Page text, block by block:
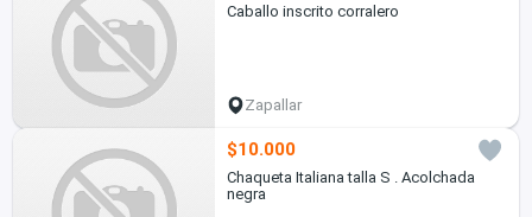
Caballo inscrito corralero
Zapallar
$10.000
Chaqueta Italiana talla S . Acolchada
negra